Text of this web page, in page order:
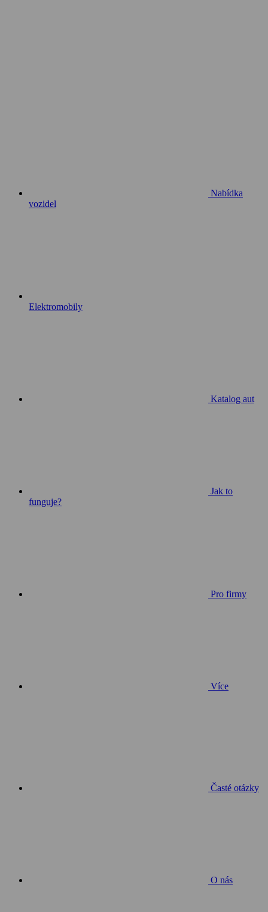
Nabídka
vozidel
Elektromobily
Katalog aut
Jak to
funguje?
Pro firmy
Více
Časté otázky
O nás